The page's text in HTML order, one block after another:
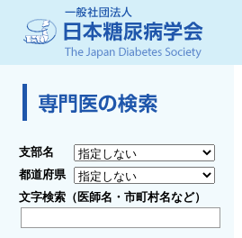
支部名
都道府県
文字検索（医師名・市町村名など）